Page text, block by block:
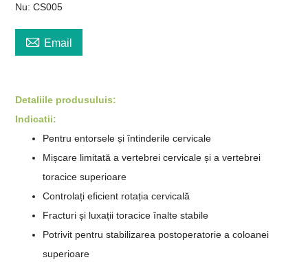
Nu: CS005
 Email
Detaliile produsuluis:
Indicatii:
Pentru entorsele și întinderile cervicale
Mișcare limitată a vertebrei cervicale și a vertebrei
toracice superioare
Controlați eficient rotația cervicală
Fracturi și luxații toracice înalte stabile
Potrivit pentru stabilizarea postoperatorie a coloanei
superioare